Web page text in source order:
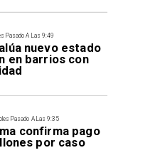
Pasado A Las 9:49
nuevo estado
en barrios con
Pasado A Las 9:35
confirma pago
por caso